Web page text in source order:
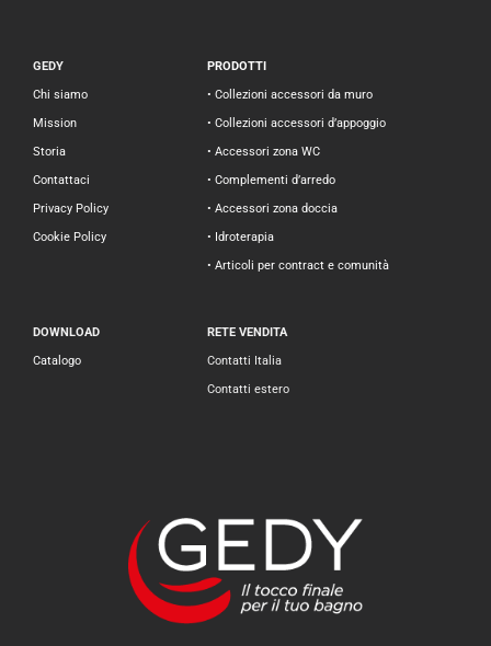
GEDY
Chi siamo
Mission
Storia
Contattaci
Privacy Policy
Cookie Policy
PRODOTTI
• Collezioni accessori da muro
• Collezioni accessori d’appoggio
• Accessori zona WC
• Complementi d’arredo
• Accessori zona doccia
• Idroterapia
• Articoli per contract e comunità
DOWNLOAD
Catalogo
RETE VENDITA
Contatti Italia
Contatti estero